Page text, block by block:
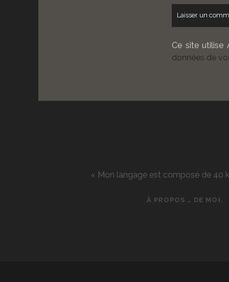
Ce site utilise
données de
« Mon langage est composé de 40
À PROPOS … DE MOI.